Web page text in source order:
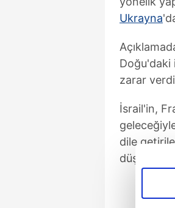
Ukrayna
Doğu'daki
zarar
İsrail'in,
dile
düşmanca